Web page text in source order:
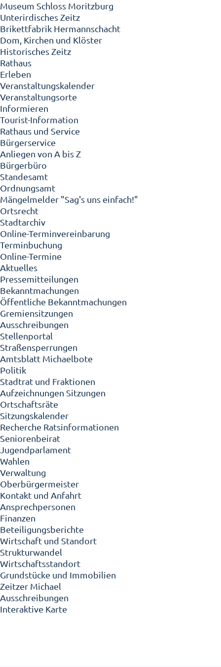
Museum Schloss Moritzburg
Unterirdisches Zeitz
Brikettfabrik Hermannschacht
Dom, Kirchen und Klöster
Historisches Zeitz
Rathaus
Erleben
Veranstaltungskalender
Veranstaltungsorte
Informieren
Tourist-Information
Rathaus und Service
Bürgerservice
Anliegen von A bis Z
Bürgerbüro
Standesamt
Ordnungsamt
Mängelmelder "Sag's uns einfach!"
Ortsrecht
Stadtarchiv
Online-Terminvereinbarung
Terminbuchung
Online-Termine
Aktuelles
Pressemitteilungen
Bekanntmachungen
Öffentliche Bekanntmachungen
Gremiensitzungen
Ausschreibungen
Stellenportal
Straßensperrungen
Amtsblatt Michaelbote
Politik
Stadtrat und Fraktionen
Aufzeichnungen Sitzungen
Ortschaftsräte
Sitzungskalender
Recherche Ratsinformationen
Seniorenbeirat
Jugendparlament
Wahlen
Verwaltung
Oberbürgermeister
Kontakt und Anfahrt
Ansprechpersonen
Finanzen
Beteiligungsberichte
Wirtschaft und Standort
Strukturwandel
Wirtschaftsstandort
Grundstücke und Immobilien
Zeitzer Michael
Ausschreibungen
Interaktive Karte